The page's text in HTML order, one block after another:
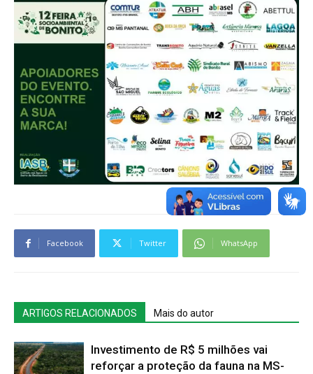
Facebook Twitter WhatsApp
ARTIGOS RELACIONADOS Mais do autor
Investimento de R$ 5 milhões vai
reforçar a proteção da fauna na MS-